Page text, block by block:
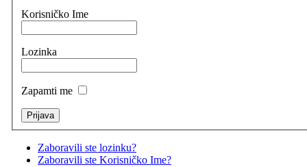
Korisničko Ime
Lozinka
Zapamti me
Zaboravili ste lozinku?
Zaboravili ste Korisničko Ime?